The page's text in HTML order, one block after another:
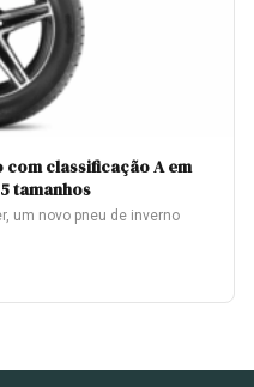
classificação A em
tamanhos
um novo pneu de inverno